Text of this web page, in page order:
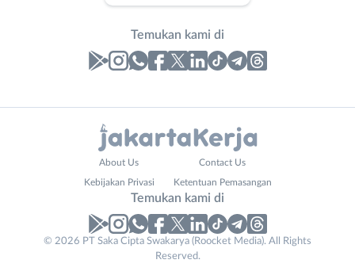
Temukan kami di
No. Telp /
About Us Contact Us
Kebijakan Privasi Ketentuan Pemasangan
Temukan kami di
© 2026 PT Saka Cipta Swakarya (Roocket Media). All Rights
Reserved.